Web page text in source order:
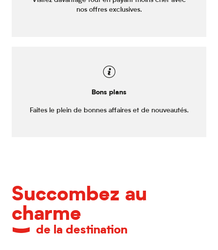
nos offres exclusives.
Bons plans
Faites le plein de bonnes affaires et de nouveautés.
Succombez au
charme
de la destination